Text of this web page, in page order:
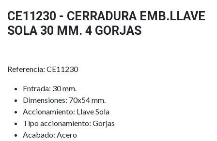
CE11230 - CERRADURA EMB.LLAVE
SOLA 30 MM. 4 GORJAS
Referencia: CE11230
Entrada: 30 mm.
Dimensiones: 70x54 mm.
Accionamiento: Llave Sola
Tipo accionamiento: Gorjas
Acabado: Acero